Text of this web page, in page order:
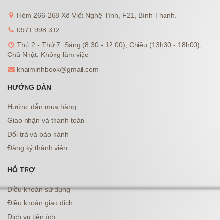
Hẻm 266-268 Xô Viết Nghệ Tĩnh, F21, Bình Thạnh.
0971 998 312
Thứ 2 - Thứ 7: Sáng (8:30 - 12:00); Chiều (13h30 - 18h00);
Chủ Nhật: Không làm việc
khaiminhbook@gmail.com
HƯỚNG DẪN
Hướng dẫn mua hàng
Giao nhận và thanh toán
Đổi trả và bảo hành
Đăng ký thành viên
HỖ TRỢ
Điều khoản sử dụng
Điều khoản giao dịch
Dịch vụ tiện ích